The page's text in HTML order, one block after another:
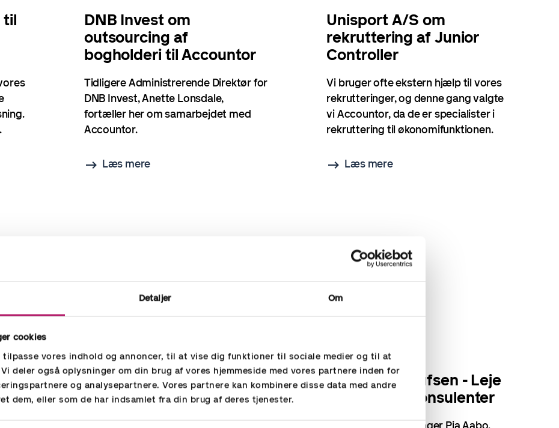
Detaljer Om
cookies
vores indhold og annoncer, til at vise dig funktioner til sociale medier og til at
deler også oplysninger om din brug af vores hjemmeside med vores partnere inden for
og analysepartnere. Vores partnere kan kombinere disse data med andre
dem, eller som de har indsamlet fra din brug af deres tjenester.
til
DNB Invest om
outsourcing af
bogholderi til Accountor
Tidligere Administrerende Direktør for
DNB Invest, Anette Lonsdale,
fortæller her om samarbejdet med
Accountor.
Læs mere
Unisport A/S om
rekruttering af Junior
Controller
Vi bruger ofte ekstern hjælp til vores
rekrutteringer, og denne gang valgte
vi Accountor, da de er specialister i
rekruttering til økonomifunktionen.
Læs mere
REFERENCER
Case om leje af
bogholdere og controller
REFERENCER
Gertsen & Olufsen - Leje
af økonomi-konsulenter